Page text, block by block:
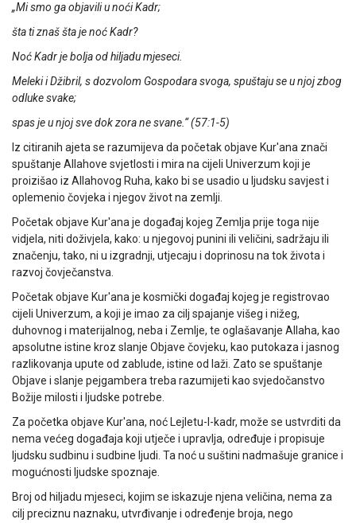
„Mi smo ga objavili u noći Kadr;
šta ti znaš šta je noć Kadr?
Noć Kadr je bolja od hiljadu mjeseci.
Meleki i Džibril, s dozvolom Gospodara svoga, spuštaju se u njoj zbog
odluke svake;
spas je u njoj sve dok zora ne svane.“ (57:1-5)
Iz citiranih ajeta se razumijeva da početak objave Kur'ana znači
spuštanje Allahove svjetlosti i mira na cijeli Univerzum koji je
proizišao iz Allahovog Ruha, kako bi se usadio u ljudsku savjest i
oplemenio čovjeka i njegov život na zemlji.
Početak objave Kur'ana je događaj kojeg Zemlja prije toga nije
vidjela, niti doživjela, kako: u njegovoj punini ili veličini, sadržaju ili
značenju, tako, ni u izgradnji, utjecaju i doprinosu na tok života i
razvoj čovječanstva.
Početak objave Kur'ana je kosmički događaj kojeg je registrovao
cijeli Univerzum, a koji je imao za cilj spajanje višeg i nižeg,
duhovnog i materijalnog, neba i Zemlje, te oglašavanje Allaha, kao
apsolutne istine kroz slanje Objave čovjeku, kao putokaza i jasnog
razlikovanja upute od zablude, istine od laži. Zato se spuštanje
Objave i slanje pejgambera treba razumijeti kao svjedočanstvo
Božije milosti i ljudske potrebe.
Za početka objave Kur'ana, noć Lejletu-l-kadr, može se ustvrditi da
nema većeg događaja koji utječe i upravlja, određuje i propisuje
ljudsku sudbinu i sudbine ljudi. Ta noć u suštini nadmašuje granice i
mogućnosti ljudske spoznaje.
Broj od hiljadu mjeseci, kojim se iskazuje njena veličina, nema za
cilj preciznu naznaku, utvrđivanje i određenje broja, nego